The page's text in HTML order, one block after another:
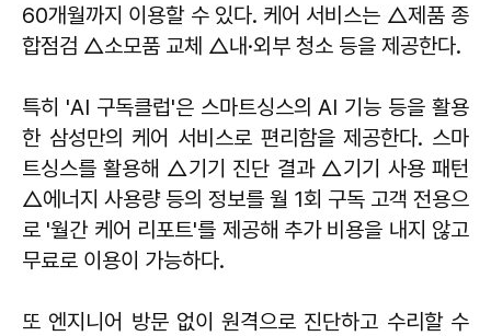
60개월까지 이용할 수 있다. 케어 서비스는 △제품 종
합점검 △소모품 교체 △내·외부 청소 등을 제공한다.
특히 'AI 구독클럽'은 스마트싱스의 AI 기능 등을 활용
한 삼성만의 케어 서비스로 편리함을 제공한다. 스마
트싱스를 활용해 △기기 진단 결과 △기기 사용 패턴
△에너지 사용량 등의 정보를 월 1회 구독 고객 전용으
로 '월간 케어 리포트'를 제공해 추가 비용을 내지 않고
무료로 이용이 가능하다.
또 엔지니어 방문 없이 원격으로 진단하고 수리할 수